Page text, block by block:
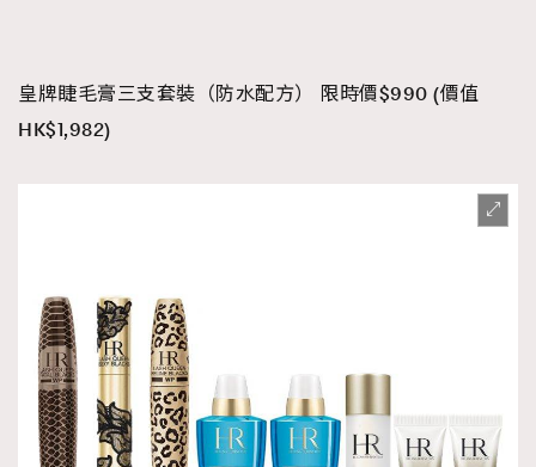
皇牌睫毛膏三支套裝（防水配方） 限時價$990 (價值
HK$1,982)